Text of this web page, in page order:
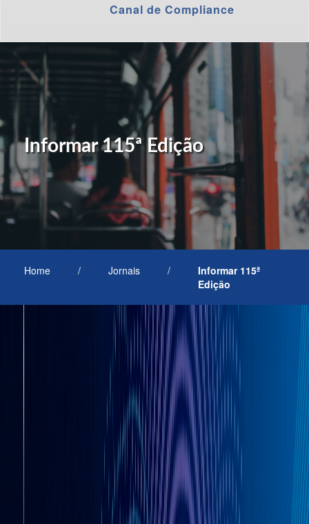
Canal de Compliance
Informar 115ª Edição
Home / Jornais /
Informar 115ª
Edição